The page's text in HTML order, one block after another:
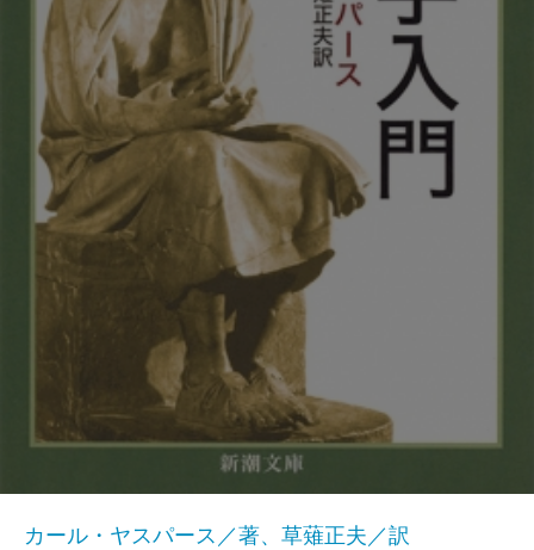
カール・ヤスパース／著、草薙正夫／訳